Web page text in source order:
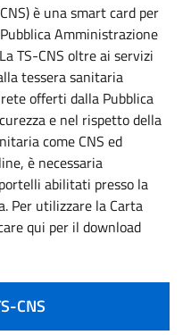
è una smart card per
Amministrazione
TS-CNS oltre ai servizi
tessera sanitaria
offerti dalla Pubblica
e nel rispetto della
come CNS ed
è necessaria
abilitati presso la
Per utilizzare la Carta
qui per il download
CNS